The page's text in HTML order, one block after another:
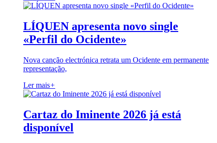
LÍQUEN apresenta novo single
«Perfil do Ocidente»
Nova canção electrónica retrata um Ocidente em permanente
representação,
Ler mais+
Cartaz do Iminente 2026 já está
disponível